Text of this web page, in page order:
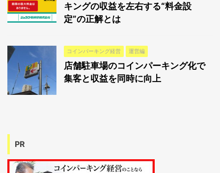
キングの収益を左右する“料金設
定”の正解とは
コインパーキング経営 運営編
店舗駐車場のコインパーキング化で
集客と収益を同時に向上
PR